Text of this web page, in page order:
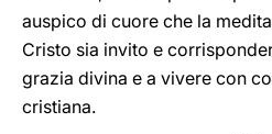
auspico di cuore che la
Cristo sia invito e
grazia divina e a vivere con
cristiana.